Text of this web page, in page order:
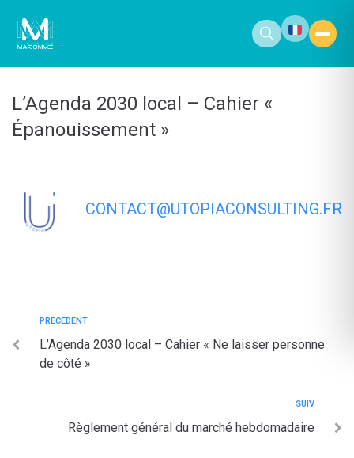
principal
L’Agenda 2030 local – Cahier «
Épanouissement »
CONTACT@UTOPIACONSULTING.FR
PRÉCÉDENT
L’Agenda 2030 local – Cahier « Ne laisser personne
de côté »
SUIV
Règlement général du marché hebdomadaire